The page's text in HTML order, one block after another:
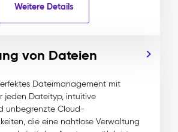
Weitere Details
von Dateien
Dateimanagement mit
jeden Dateityp, intuitive
unbegrenzte Cloud-
die eine nahtlose Verwaltung